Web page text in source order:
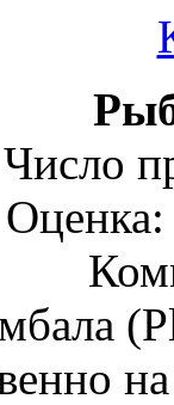
Число